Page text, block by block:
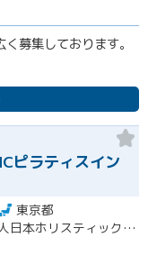
募集しております。
ピラティスイン
東京都
特定非営利活動法人日本ホリスティックコンディショニング協会